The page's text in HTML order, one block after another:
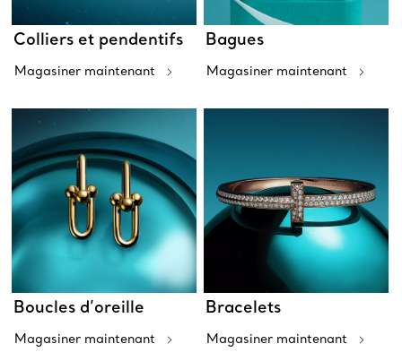
Colliers et pendentifs
Magasiner maintenant
Bagues
Magasiner maintenant
Boucles d’oreille
Magasiner maintenant
Bracelets
Magasiner maintenant